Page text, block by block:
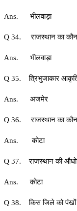
Ans. भीलवाड़ा
Q 34. राजस्थान का कौनसा
Ans. भीलवाड़ा
Q 35. त्रिभुजाकार
Ans. अजमेर
Q 36. राजस्थान का
Ans. कोटा
Q 37. राजस्थान की
Ans. कोटा
Q 38. किस जिले को पंखों